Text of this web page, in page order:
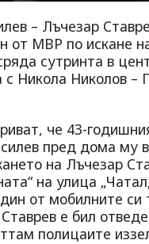
– Лъчезар
от МВР по
сутринта в
Никола Николов
че 43-
пред дома му
на Лъчезар
на улица
от мобилните си
е бил
полицаите